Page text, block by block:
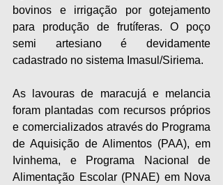
bovinos e irrigação por gotejamento
para produção de frutíferas. O poço
semi artesiano é devidamente
cadastrado no sistema Imasul/Siriema.
As lavouras de maracujá e melancia
foram plantadas com recursos próprios
e comercializados através do Programa
de Aquisição de Alimentos (PAA), em
Ivinhema, e Programa Nacional de
Alimentação Escolar (PNAE) em Nova